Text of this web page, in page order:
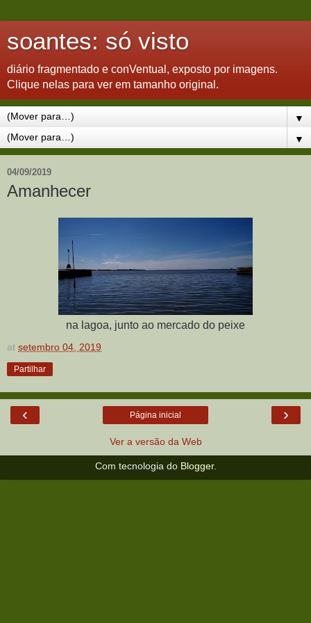
soantes: só visto
diário fragmentado e conVentual, exposto por imagens.
Clique nelas para ver em tamanho original.
▼
▼
04/09/2019
Amanhecer
na lagoa, junto ao mercado do peixe
at setembro 04, 2019
Partilhar
‹ ›
Página inicial
Ver a versão da Web
Com tecnologia do Blogger.